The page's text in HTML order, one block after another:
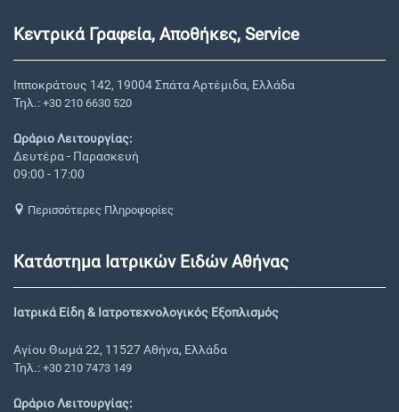
Κεντρικά Γραφεία, Αποθήκες, Service
Ιπποκράτους 142, 19004 Σπάτα Αρτέμιδα, Ελλάδα
Τηλ.: +30 210 6630 520
Ωράριο Λειτουργίας:
Δευτέρα - Παρασκευή
09:00 - 17:00
Περισσότερες Πληροφορίες
Κατάστημα Ιατρικών Ειδών Αθήνας
Ιατρικά Είδη & Ιατροτεχνολογικός Εξοπλισμός
Αγίου Θωμά 22, 11527 Αθήνα, Ελλάδα
Τηλ.: +30 210 7473 149
Ωράριο Λειτουργίας: